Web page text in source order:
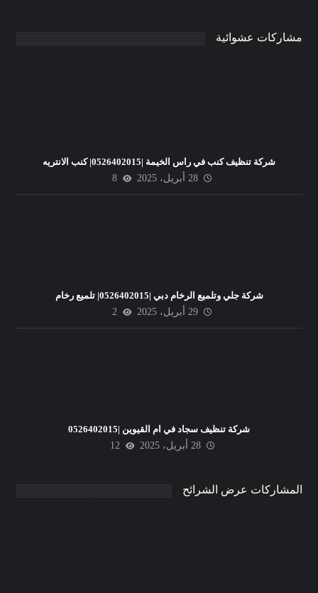
مشاركات عشوائية
شركة تنظيف كنب في راس الخيمة |0526402015| كنب الانتريه
28 أبريل، 2025
8
شركة جلي وتلميع الرخام دبي |0526402015| تلميع رخام
29 أبريل، 2025
2
شركة تنظيف سجاد في ام القيوين |0526402015
28 أبريل، 2025
12
المشاركات عرض الشرائح